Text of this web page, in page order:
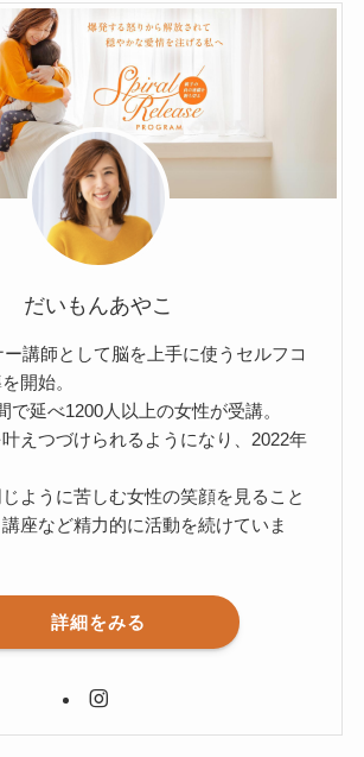
だいもんあやこ
講師として脳を上手に使うセルフコ
開始。
で延べ1200人以上の女性が受講。
えつづけられるようになり、2022年
ように苦しむ女性の笑顔を見ること
座など精力的に活動を続けていま
詳細をみる